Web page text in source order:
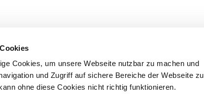
Cookies, um unsere Webseite nutzbar zu machen und
und Zugriff auf sichere Bereiche der Webseite zu
ohne diese Cookies nicht richtig funktionieren.